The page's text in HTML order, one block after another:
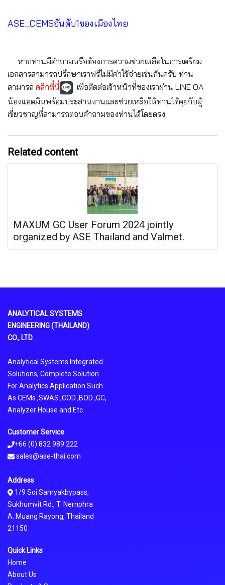
ASE_CEMSอันดับ1ของเมืองไทย
หากท่านมีคำถามหรือต้องการความช่วยเหลือในการเตรียม
เอกสารสามารถปรึกษาเราฟรีไม่มีค่าใช้จ่ายเช่นกันครับ ท่าน
สามารถ คลิกที่นี่
เพื่อติดต่อเจ้าหน้าที่ของเราผ่าน LINE OA
น้องแอดมินพร้อมประสานงานและช่วยเหลือให้ท่านได้คุยกับผู้
เชี่ยวชาญที่สามารถตอบคำถามของท่านได้โดยตรง
Related content
MAXUM GC User Forum 2024 jointly
organized by ASE Thailand and Valmet.
ANALYTICAL SYSTEMS
ENGINEERING (THAILAND)
CO., LTD.
Analytical Systems Integrated
Solutions, Complete Solution
For Analytics Application Such
As CEMs ,SWAS ,COD ,BOD ,GC,
Analyzer House and Etc.
Customer Service
+66 (0) 832 989 222
sales@ase-thai.com
Address
1/9 Soi Samyakbypass,
Sukhumvit Rd., T. Nernphra
A. Muang Rayong, Thailand
21150
Quick Links
Home
About Us